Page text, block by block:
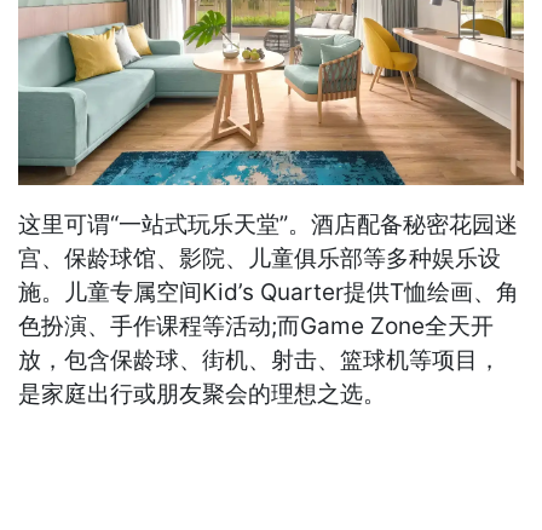
这里可谓“一站式玩乐天堂”。酒店配备秘密花园迷
宫、保龄球馆、影院、儿童俱乐部等多种娱乐设
施。儿童专属空间Kid’s Quarter提供T恤绘画、角
色扮演、手作课程等活动;而Game Zone全天开
放，包含保龄球、街机、射击、篮球机等项目，
是家庭出行或朋友聚会的理想之选。